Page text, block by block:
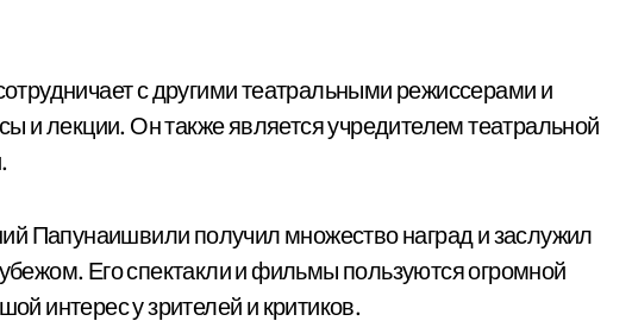
с другими театральными режиссерами и
и лекции. Он также является учредителем театральной
Папунаишвили получил множество наград и заслужил
Его спектакли и фильмы пользуются огромной
интерес у зрителей и критиков.